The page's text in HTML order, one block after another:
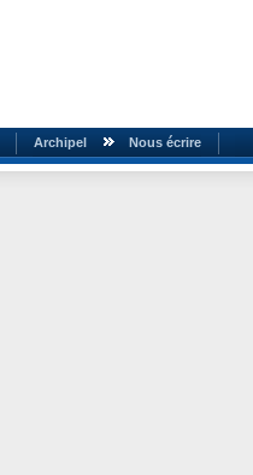
Archipel Nous écrire